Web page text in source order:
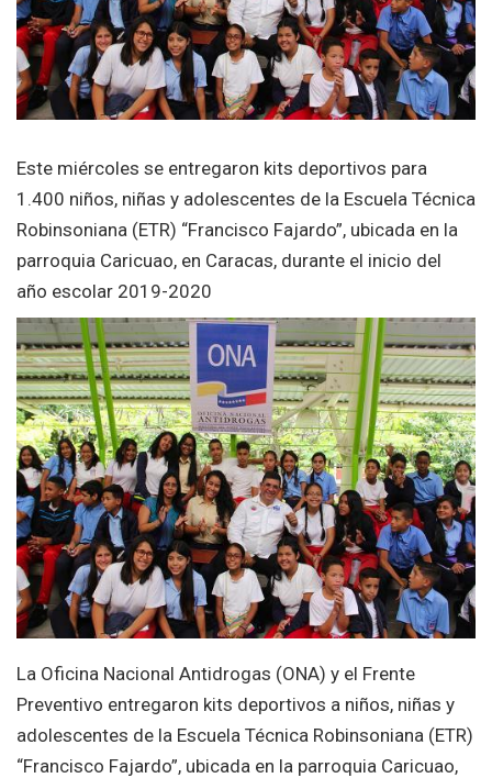
Este miércoles se entregaron kits deportivos para
1.400 niños, niñas y adolescentes de la Escuela Técnica
Robinsoniana (ETR) “Francisco Fajardo”, ubicada en la
parroquia Caricuao, en Caracas, durante el inicio del
año escolar 2019-2020
La Oficina Nacional Antidrogas (ONA) y el Frente
Preventivo entregaron kits deportivos a niños, niñas y
adolescentes de la Escuela Técnica Robinsoniana (ETR)
“Francisco Fajardo”, ubicada en la parroquia Caricuao,